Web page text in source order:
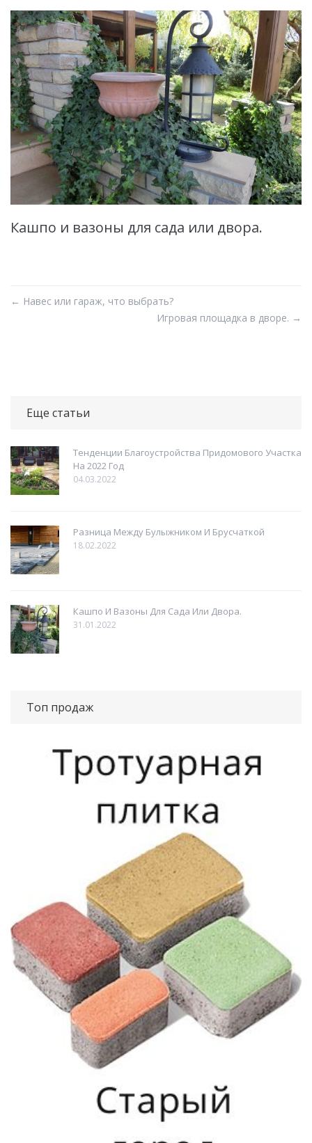
Кашпо и вазоны для сада или двора.
← Навес или гараж, что выбрать?
Игровая площадка в дворе. →
Еще статьи
Тенденции Благоустройства Придомового Участка
На 2022 Год
04.03.2022
Разница Между Булыжником И Брусчаткой
18.02.2022
Кашпо И Вазоны Для Сада Или Двора.
31.01.2022
Топ продаж